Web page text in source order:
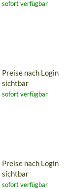
sofort verfügbar
Preise nach Login
sichtbar
sofort verfügbar
Preise nach Login
sichtbar
sofort verfügbar